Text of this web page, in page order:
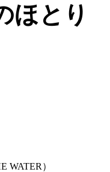
とり
WATER）